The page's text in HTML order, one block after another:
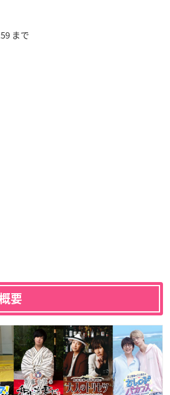
まで
要